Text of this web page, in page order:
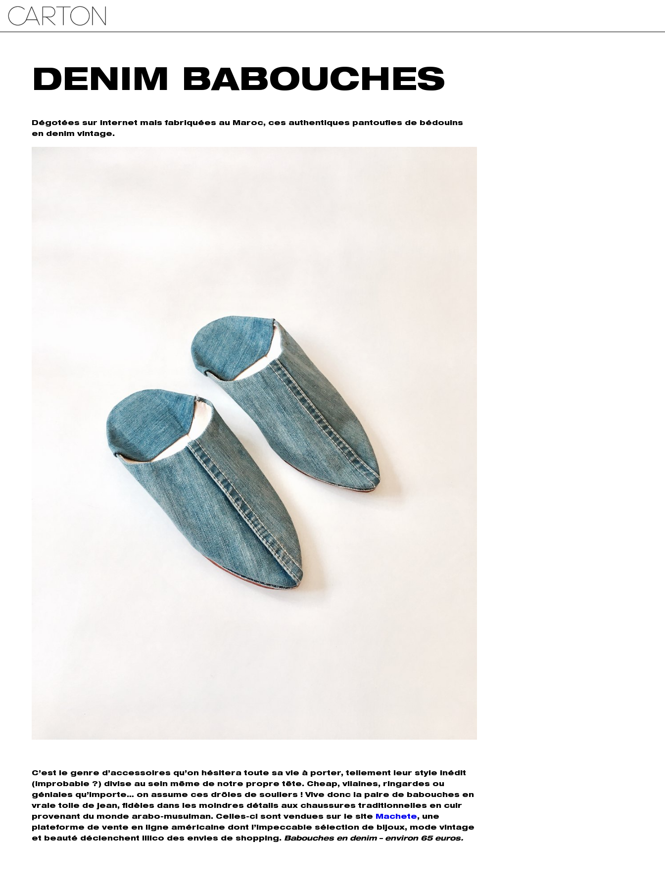
DENIM BABOUCHES
Dégotées sur internet mais fabriquées au Maroc, ces authentiques pantoufles de bédouins
en denim vintage.
C’est le genre d’accessoires qu’on hésitera toute sa vie à porter, tellement leur style inédit
(improbable ?) divise au sein même de notre propre tête. Cheap, vilaines, ringardes ou
géniales qu’importe… on assume ces drôles de souliers ! Vive donc la paire de babouches en
vraie toile de jean, fidèles dans les moindres détails aux chaussures traditionnelles en cuir
provenant du monde arabo-musulman. Celles-ci sont vendues sur le site Machete, une
plateforme de vente en ligne américaine dont l’impeccable sélection de bijoux, mode vintage
et beauté déclenchent illico des envies de shopping. Babouches en denim – environ 65 euros.